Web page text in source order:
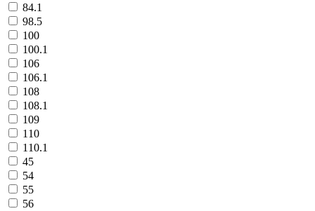
84.1
98.5
100
100.1
106
106.1
108
108.1
109
110
110.1
45
54
55
56